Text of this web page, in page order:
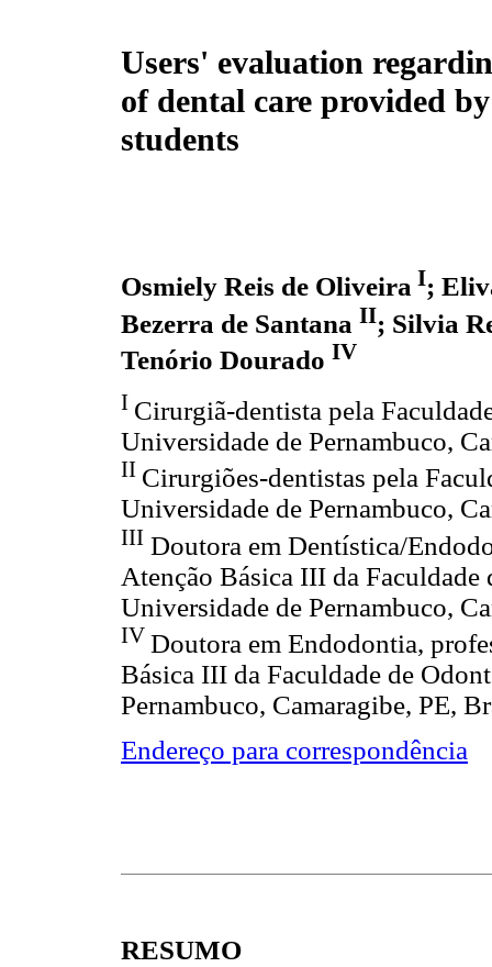
Users' evaluation
of dental care provided
students
Osmiely Reis de Oliveira I;
Bezerra de Santana II; Silvia
Tenório Dourado IV
I Cirurgiã-dentista pela
Universidade de Pernambuco,
II Cirurgiões-dentistas pela
Universidade de Pernambuco,
III Doutora em Dentística/
Atenção Básica III da
Universidade de Pernambuco,
IV Doutora em Endodontia,
Básica III da Faculdade de
Pernambuco, Camaragibe, PE,
Endereço para correspondência
RESUMO